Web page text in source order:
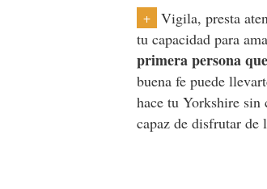
+
Vigila, presta
tu capacidad para
primera persona
buena fe puede
hace tu Yorkshire sin
capaz de disfrutar de